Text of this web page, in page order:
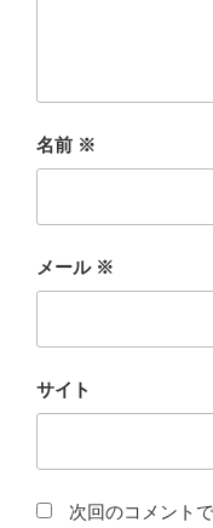
名前 ※
メール ※
サイト
次回のコメント